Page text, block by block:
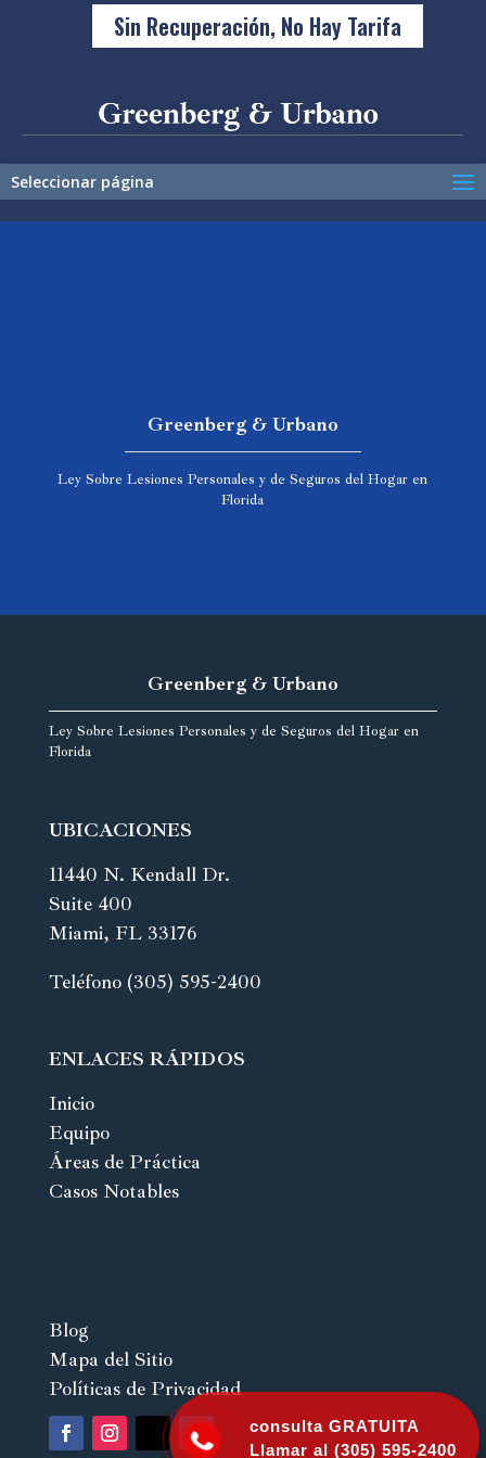
Sin Recuperación, No Hay Tarifa
Seleccionar página
Greenberg & Urbano
Ley Sobre Lesiones Personales y de Seguros del Hogar en
Florida
Greenberg & Urbano
Ley Sobre Lesiones Personales y de Seguros del Hogar en
Florida
UBICACIONES
11440 N. Kendall Dr.
Suite 400
Miami, FL 33176
Teléfono (305) 595-2400
ENLACES RÁPIDOS
Inicio
Equipo
Áreas de Práctica
Casos Notables
Blog
Mapa del Sitio
Políticas de Privacidad
consulta GRATUITA
Llamar al (305) 595-2400